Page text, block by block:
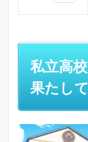
の無
制度
の真
実：
して
ずる
いの
私立高
果たし